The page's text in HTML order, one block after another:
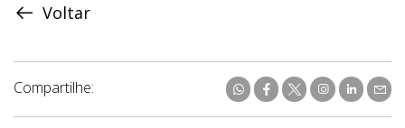
Voltar
Compartilhe: